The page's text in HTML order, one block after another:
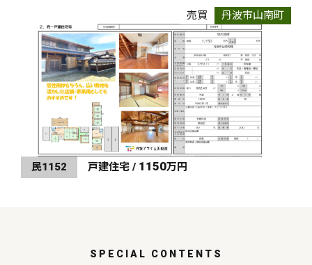
売買 丹波市山南町
民1152 戸建住宅 / 1150万円
SPECIAL CONTENTS